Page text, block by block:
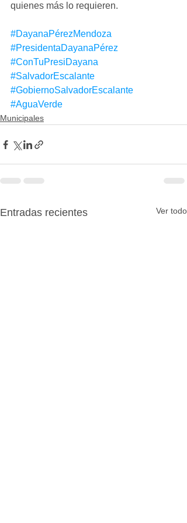
quienes más lo requieren.
#DayanaPérezMendoza
#PresidentaDayanaPérez
#ConTuPresiDayana
#SalvadorEscalante
#GobiernoSalvadorEscalante
#AguaVerde
Municipales
Entradas recientes Ver todo